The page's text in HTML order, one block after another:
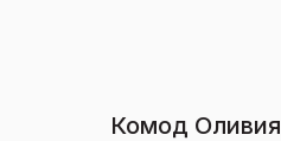
Комод Оливия